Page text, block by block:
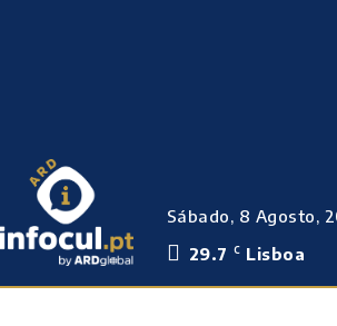
Sábado, 8 Agosto,
29.7
C Lisboa